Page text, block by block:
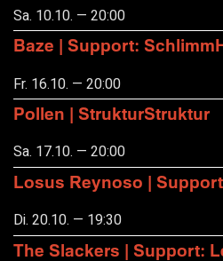
Sa. 10.10. — 20:00
Baze | Support:
Fr. 16.10. — 20:00
Pollen | StrukturStruktur
Sa. 17.10. — 20:00
Losus Reynoso |
Di. 20.10. — 19:30
The Slackers | Support: